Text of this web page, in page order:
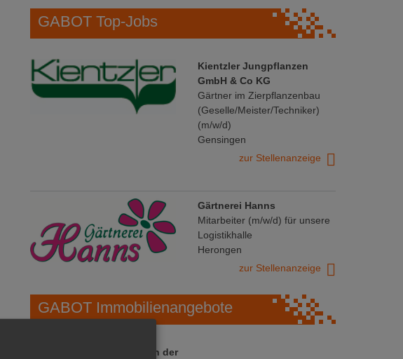
GABOT Top-Jobs
Kientzler Jungpflanzen
GmbH & Co KG
Gärtner im Zierpflanzenbau
(Geselle/Meister/Techniker)
(m/w/d)
Gensingen
zur Stellenanzeige
Gärtnerei Hanns
Mitarbeiter (m/w/d) für unsere
Logistikhalle
Herongen
zur Stellenanzeige
GABOT Immobilienangebote
1A-Lage, ihre Chance in der